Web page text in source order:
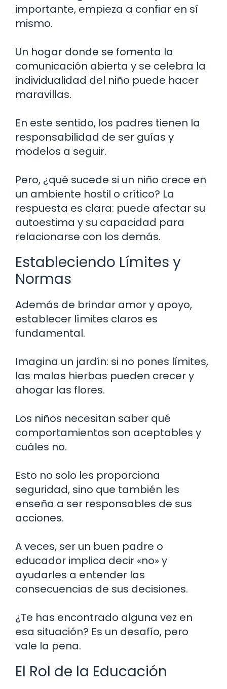
importante, empieza a confiar en sí
mismo.
Un hogar donde se fomenta la
comunicación abierta y se celebra la
individualidad del niño puede hacer
maravillas.
En este sentido, los padres tienen la
responsabilidad de ser guías y
modelos a seguir.
Pero, ¿qué sucede si un niño crece en
un ambiente hostil o crítico? La
respuesta es clara: puede afectar su
autoestima y su capacidad para
relacionarse con los demás.
Estableciendo Límites y
Normas
Además de brindar amor y apoyo,
establecer límites claros es
fundamental.
Imagina un jardín: si no pones límites,
las malas hierbas pueden crecer y
ahogar las flores.
Los niños necesitan saber qué
comportamientos son aceptables y
cuáles no.
Esto no solo les proporciona
seguridad, sino que también les
enseña a ser responsables de sus
acciones.
A veces, ser un buen padre o
educador implica decir «no» y
ayudarles a entender las
consecuencias de sus decisiones.
¿Te has encontrado alguna vez en
esa situación? Es un desafío, pero
vale la pena.
El Rol de la Educación